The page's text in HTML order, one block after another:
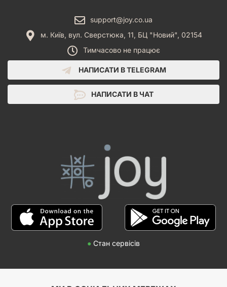
support@joy.co.ua
м. Київ, вул. Сверстюка, 11, БЦ "Новий", 02154
Тимчасово не працює
НАПИСАТИ В TELEGRAM
НАПИСАТИ В ЧАТ
● Стан сервісів